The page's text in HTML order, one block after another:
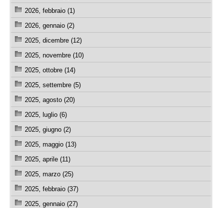
2026, febbraio (1)
2026, gennaio (2)
2025, dicembre (12)
2025, novembre (10)
2025, ottobre (14)
2025, settembre (5)
2025, agosto (20)
2025, luglio (6)
2025, giugno (2)
2025, maggio (13)
2025, aprile (11)
2025, marzo (25)
2025, febbraio (37)
2025, gennaio (27)